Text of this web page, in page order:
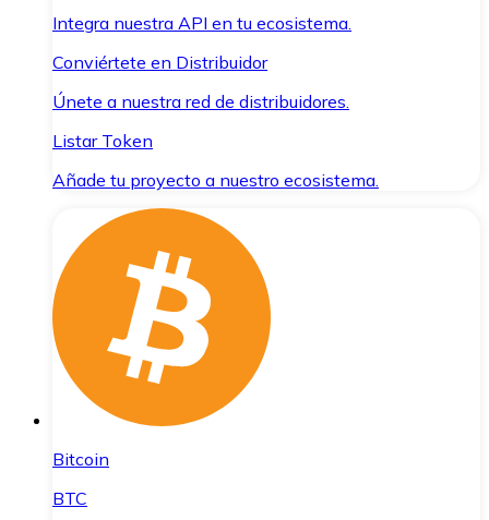
Integra nuestra API en tu ecosistema.
Conviértete en Distribuidor
Únete a nuestra red de distribuidores.
Listar Token
Añade tu proyecto a nuestro ecosistema.
Bitcoin
BTC